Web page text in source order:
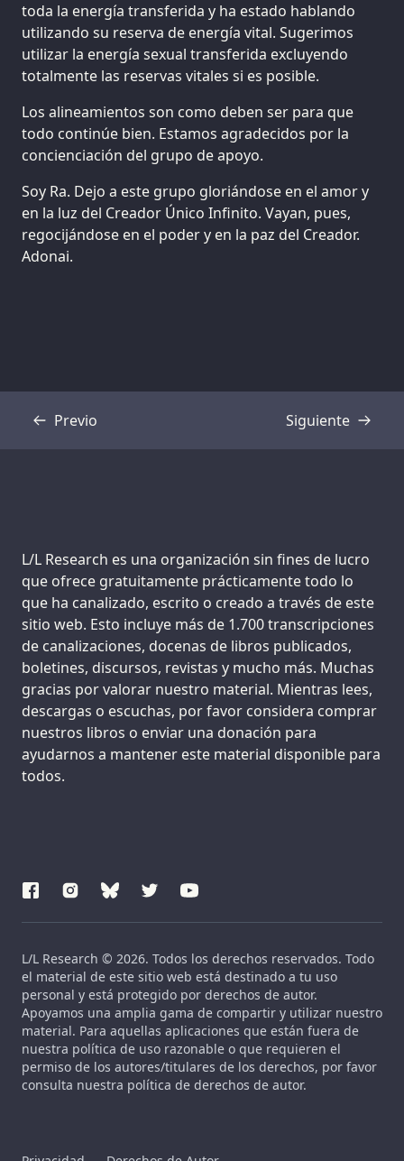
toda la energía transferida y ha estado hablando
utilizando su reserva de energía vital. Sugerimos
utilizar la energía sexual transferida excluyendo
totalmente las reservas vitales si es posible.
Los alineamientos son como deben ser para que
todo continúe bien. Estamos agradecidos por la
concienciación del grupo de apoyo.
Soy Ra. Dejo a este grupo gloriándose en el amor y
en la luz del Creador Único Infinito. Vayan, pues,
regocijándose en el poder y en la paz del Creador.
Adonai.
Previo
Transcripción Siguiente
Transcripción
Support us:
L/L Research es una organización sin fines de lucro
que ofrece gratuitamente prácticamente todo lo
que ha canalizado, escrito o creado a través de este
sitio web. Esto incluye más de 1.700 transcripciones
de canalizaciones, docenas de libros publicados,
boletines, discursos, revistas y mucho más. Muchas
gracias por valorar nuestro material. Mientras lees,
descargas o escuchas, por favor considera comprar
nuestros libros o enviar una donación para
ayudarnos a mantener este material disponible para
todos.
L/L Research © 2026. Todos los derechos reservados. Todo
el material de este sitio web está destinado a tu uso
personal y está protegido por derechos de autor.
Apoyamos una amplia gama de compartir y utilizar nuestro
material. Para aquellas aplicaciones que están fuera de
nuestra política de uso razonable o que requieren el
permiso de los autores/titulares de los derechos, por favor
consulta nuestra política de derechos de autor.